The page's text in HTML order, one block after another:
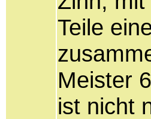
Teile
Meister
ist nicht